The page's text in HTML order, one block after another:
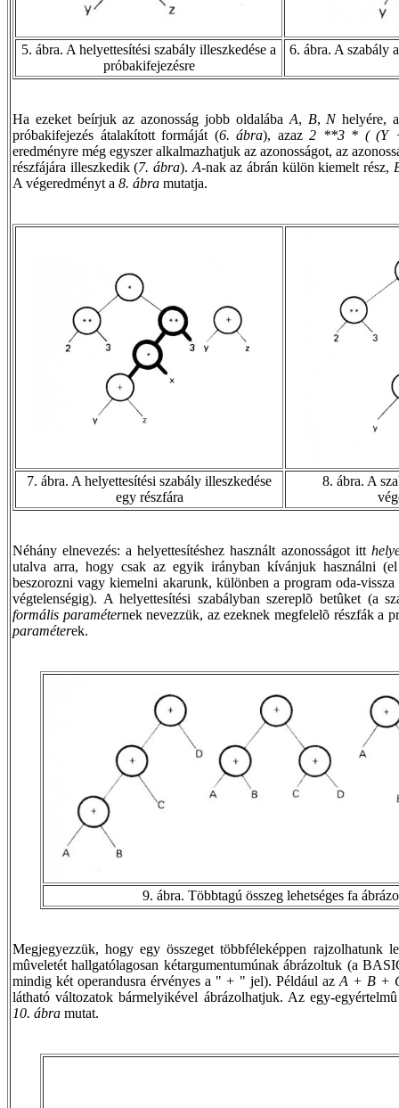
5. ábra. A helyettesítési szabály illeszkedése a
próbakifejezésre
6. ábra. A szabály
Ha ezeket beírjuk az azonosság jobb oldalába A, B, Nhelyére,
próbakifejezés átalakított formáját (6. ábra), azaz2 **3 * ( (Y
eredményre még egyszer alkalmazhatjuk az azonosságot, az
részfájára illeszkedik (7. ábra). A-nak az ábrán külön kiemelt rész,
A végeredményt a 8. ábra mutatja.
7. ábra. A helyettesítési szabály illeszkedése
egy részfára
8. ábra. A
Néhány elnevezés: a helyettesítéshez használt azonosságot itt
utalva arra, hogy csak az egyik irányban kívánjuk használni
beszorozni vagy kiemelni akarunk, különben a program oda-
végtelenségig). A helyettesítési szabályban szereplõ betûket (a
formális paraméternek nevezzük, az ezeknek megfelelõ részfák a
paraméterek.
9. ábra. Többtagú összeg lehetséges fa
Megjegyezzük, hogy egy összeget többféleképpen rajzolhatunk
mûveletét hallgatólagosan kétargumentumúnak ábrázoltuk (a
mindig két operandusra érvényes a " + " jel). Például az A + B +
látható változatok bármelyikével ábrázolhatjuk. Az egy-
10. ábra mutat.